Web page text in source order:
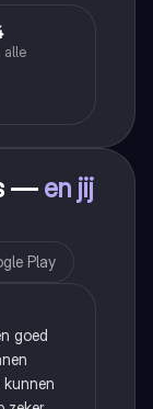
alle
— en jij
Play
goed